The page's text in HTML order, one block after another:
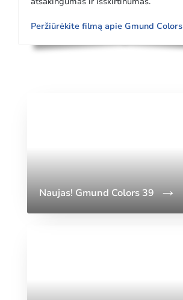
Peržiūrėkite filmą apie Gmund Colors
Naujas! Gmund Colors 39